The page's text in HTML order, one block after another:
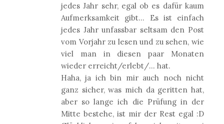
jedes Jahr sehr, egal ob es dafür kaum
Aufmerksamkeit gibt... Es ist einfach
jedes Jahr unfassbar seltsam den Post
vom Vorjahr zu lesen und zu sehen, wie
viel man in diesen paar Monaten
wieder erreicht/erlebt/... hat.
Haha, ja ich bin mir auch noch nicht
ganz sicher, was mich da geritten hat,
aber so lange ich die Prüfung in der
Mitte bestehe, ist mir der Rest egal :D